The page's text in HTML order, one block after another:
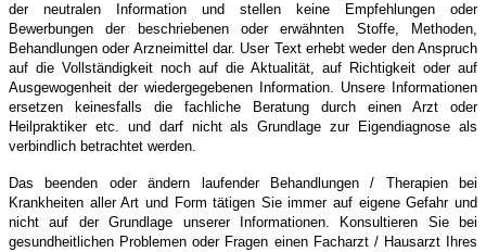
der neutralen Information und stellen keine Empfehlungen oder
Bewerbungen der beschriebenen oder erwähnten Stoffe, Methoden,
Behandlungen oder Arzneimittel dar. User Text erhebt weder den Anspruch
auf die Vollständigkeit noch auf die Aktualität, auf Richtigkeit oder auf
Ausgewogenheit der wiedergegebenen Information. Unsere Informationen
ersetzen keinesfalls die fachliche Beratung durch einen Arzt oder
Heilpraktiker etc. und darf nicht als Grundlage zur Eigendiagnose als
verbindlich betrachtet werden.
Das beenden oder ändern laufender Behandlungen / Therapien bei
Krankheiten aller Art und Form tätigen Sie immer auf eigene Gefahr und
nicht auf der Grundlage unserer Informationen. Konsultieren Sie bei
gesundheitlichen Problemen oder Fragen einen Facharzt / Hausarzt Ihres